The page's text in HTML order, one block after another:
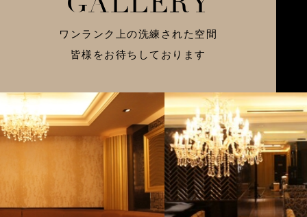
ワンランク上の洗練された空間
皆様をお待ちしております